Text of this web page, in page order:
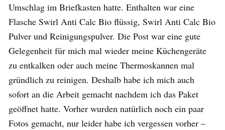
Umschlag im Briefkasten hatte. Enthalten war eine
Flasche Swirl Anti Calc Bio flüssig, Swirl Anti Calc Bio
Pulver und Reinigungspulver. Die Post war eine gute
Gelegenheit für mich mal wieder meine Küchengeräte
zu entkalken oder auch meine Thermoskannen mal
gründlich zu reinigen. Deshalb habe ich mich auch
sofort an die Arbeit gemacht nachdem ich das Paket
geöffnet hatte. Vorher wurden natürlich noch ein paar
Fotos gemacht, nur leider habe ich vergessen vorher –